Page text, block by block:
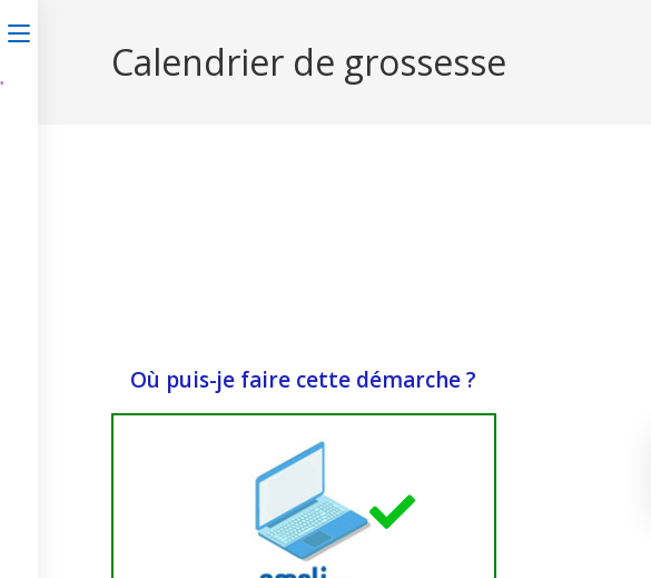
Calendrier de grossesse
Où puis-je faire cette démarche ?